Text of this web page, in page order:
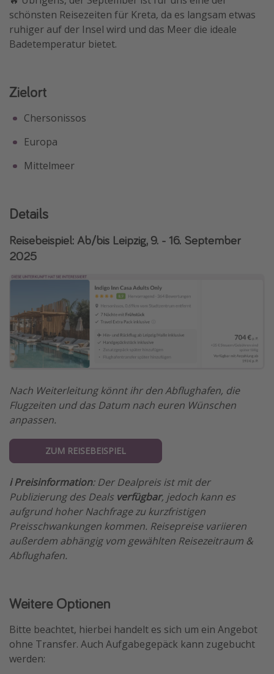
schönsten Reisezeiten für Kreta, da es langsam etwas
ruhiger auf der Insel wird und das Meer die ideale
Badetemperatur bietet.
Zielort
Chersonissos
Europa
Mittelmeer
Details
Reisebeispiel: Ab/bis Leipzig, 9. - 16. September
2025
Nach Weiterleitung könnt ihr den Abflughafen, die
Flugzeiten und das Datum nach euren Wünschen
anpassen.
ZUM REISEBEISPIEL
ℹ️ Preisinformation: Der Dealpreis ist mit der
Publizierung des Deals verfügbar, jedoch kann es
aufgrund hoher Nachfrage zu kurzfristigen
Preisschwankungen kommen. Reisepreise variieren
außerdem abhängig vom gewählten Reisezeitraum &
Abflughafen.
Weitere Optionen
Bitte beachtet, hierbei handelt es sich um ein Angebot
ohne Transfer. Auch Aufgabegepäck kann zugebucht
werden: